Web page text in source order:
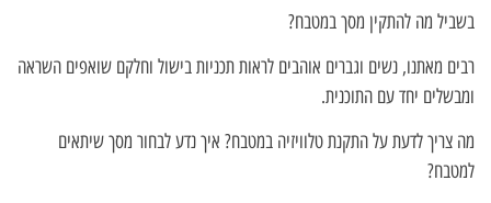
בשביל מה להתקין מסך במטבח?
רבים מאתנו, נשים וגברים אוהבים לראות תכניות בישול וחלקם שואפים השראה
ומבשלים יחד עם התוכנית.
מה צריך לדעת על התקנת טלוויזיה במטבח? איך נדע לבחור מסך שיתאים
למטבח?